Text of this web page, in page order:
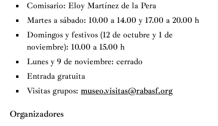
Comisario: Eloy Martínez de la Pera
Martes a sábado: 10.00 a 14.00 y 17.00 a 20.00 h
Domingos y festivos (12 de octubre y 1 de
noviembre): 10.00 a 15.00 h
Lunes y 9 de noviembre: cerrado
Entrada gratuita
Visitas grupos: museo.visitas@rabasf.org
Organizadores